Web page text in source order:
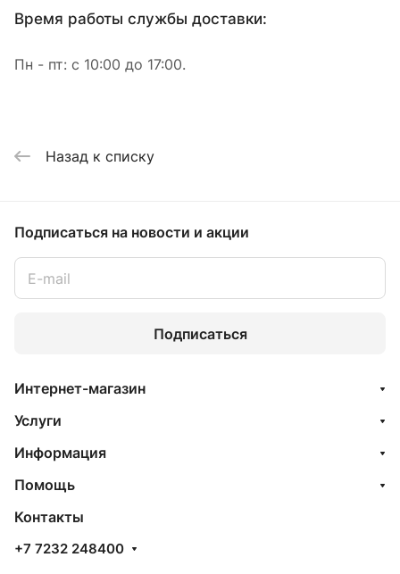
Время работы службы доставки:
Пн - пт: с 10:00 до 17:00.
Назад к списку
Подписаться на новости и акции
Подписаться
Интернет-магазин
Услуги
Информация
Помощь
Контакты
+7 7232 248400